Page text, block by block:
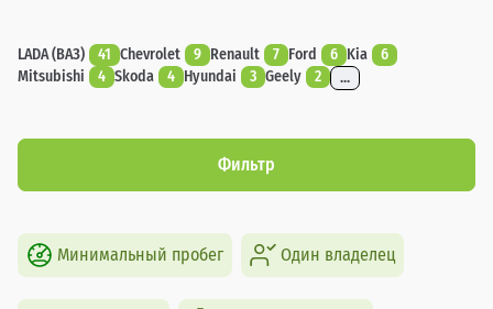
LADA (ВАЗ) 41 Chevrolet 9 Renault 7 Ford 6 Kia
6
Mitsubishi
4 Skoda 4 Hyundai 3 Geely 2 ...
Фильтр
Минимальный пробег Один владелец